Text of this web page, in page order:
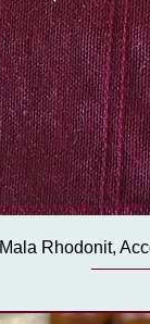
Mala Rhodonit,